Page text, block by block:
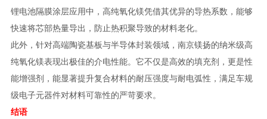
锂电池隔膜涂层应用中，高纯氧化镁凭借其优异的导热系数，能够
快速将芯部热量导出，防止热积聚导致的材料老化。
此外，针对高端陶瓷基板与半导体封装领域，南京镁扬的纳米级高
纯氧化镁表现出极佳的介电性能。它不仅是高效的填充剂，更是性
能增强剂，能显著提升复合材料的耐压强度与耐电弧性，满足车规
级电子元器件对材料可靠性的严苛要求。
结语